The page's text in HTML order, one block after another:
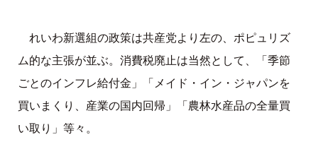
れいわ新選組の政策は共産党より左の、ポピュリズ
ム的な主張が並ぶ。消費税廃止は当然として、「季節
ごとのインフレ給付金」「メイド・イン・ジャパンを
買いまくり、産業の国内回帰」「農林水産品の全量買
い取り」等々。